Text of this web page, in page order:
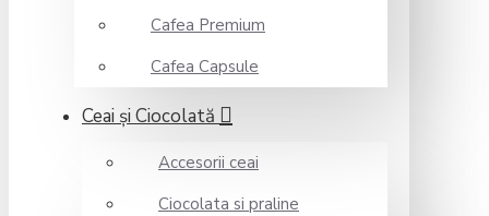
Cafea Premium
Cafea Capsule
Ceai şi Ciocolată
Accesorii ceai
Ciocolata si praline